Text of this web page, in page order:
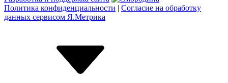
Политика конфиденциальности | Согласие на обработку
данных сервисом Я.Метрика